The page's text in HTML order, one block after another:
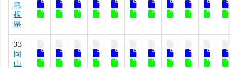
島
根
県
33
岡
山